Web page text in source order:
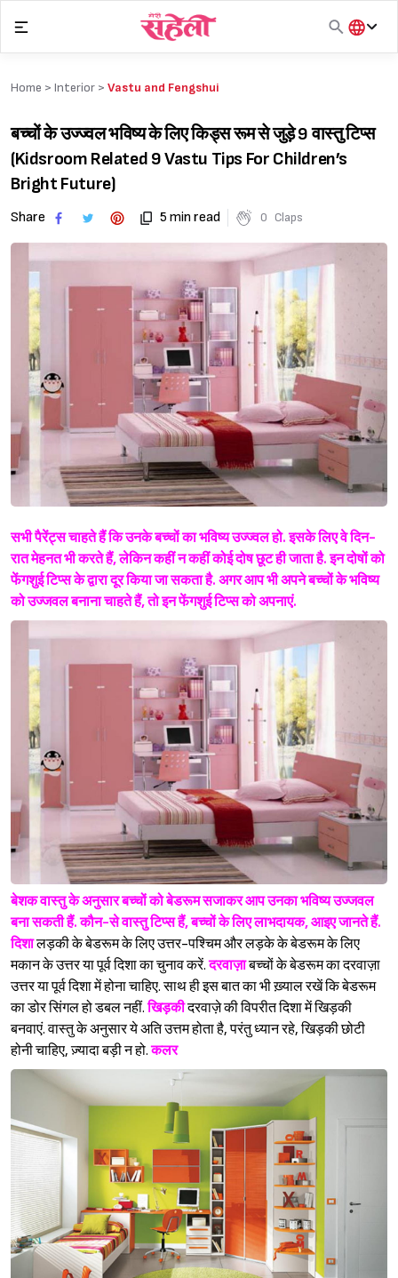
content
हिंदी
Home > Interior > Vastu and Fengshui
बच्चों के उज्ज्वल भविष्य के लिए किड्स रूम से जुड़े 9 वास्तु टिप्स
(Kidsroom Related 9 Vastu Tips For Children’s
Bright Future)
Share 5 min read 0 Claps
सभी पैरेंट्स चाहते हैं कि उनके बच्चों का भविष्य उज्ज्वल हो. इसके लिए वे दिन-
रात मेहनत भी करते हैं, लेकिन कहीं न कहीं कोई दोष छूट ही जाता है. इन दोषों को
फेंगशुई टिप्स के द्वारा दूर किया जा सकता है. अगर आप भी अपने बच्चों के भविष्य
को उज्जवल बनाना चाहते हैं, तो इन फेंगशुई टिप्स को अपनाएं.
बेशक वास्तु के अनुसार बच्चों को बेडरूम सजाकर आप उनका भविष्य उज्जवल
बना सकती हैं. कौन-से वास्तु टिप्स हैं, बच्चों के लिए लाभदायक, आइए जानते हैं.
दिशालड़की के बेडरूम के लिए उत्तर-पश्‍चिम और लड़के के बेडरूम के लिए
मकान के उत्तर या पूर्व दिशा का चुनाव करें.दरवाज़ाबच्चों के बेडरूम का दरवाज़ा
उत्तर या पूर्व दिशा में होना चाहिए. साथ ही इस बात का भी ख़्याल रखें कि बेडरूम
का डोर सिंगल हो डबल नहीं.खिड़कीदरवाज़े की विपरीत दिशा में खिड़की
बनवाएं. वास्तु के अनुसार ये अति उत्तम होता है, परंतु ध्यान रहे, खिड़की छोटी
होनी चाहिए, ज़्यादा बड़ी न हो.कलर